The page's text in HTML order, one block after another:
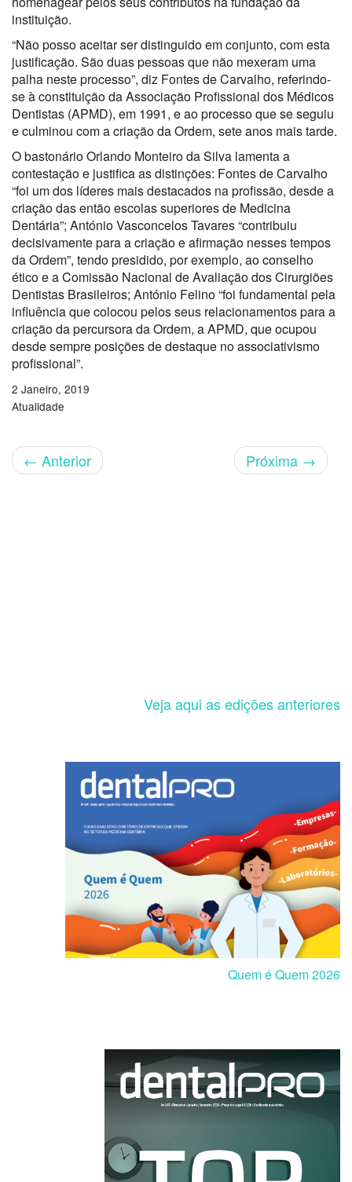
instituição.
“Não posso aceitar ser distinguido em conjunto, com esta
justificação. São duas pessoas que não mexeram uma
palha neste processo”, diz Fontes de Carvalho, referindo-
se à constituição da Associação Profissional dos Médicos
Dentistas (APMD), em 1991, e ao processo que se seguiu
e culminou com a criação da Ordem, sete anos mais tarde.
O bastonário Orlando Monteiro da Silva lamenta a
contestação e justifica as distinções: Fontes de Carvalho
“foi um dos líderes mais destacados na profissão, desde a
criação das então escolas superiores de Medicina
Dentária”; António Vasconcelos Tavares “contribuiu
decisivamente para a criação e afirmação nesses tempos
da Ordem”, tendo presidido, por exemplo, ao conselho
ético e a Comissão Nacional de Avaliação dos Cirurgiões
Dentistas Brasileiros; António Felino “foi fundamental pela
influência que colocou pelos seus relacionamentos para a
criação da percursora da Ordem, a APMD, que ocupou
desde sempre posições de destaque no associativismo
profissional”.
2 Janeiro, 2019
Atualidade
← Anterior Próxima →
Veja aqui as edições anteriores
Quem é Quem 2026